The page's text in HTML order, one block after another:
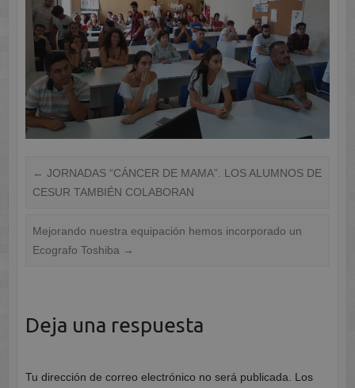
← JORNADAS “CÁNCER DE MAMA”. LOS ALUMNOS DE
CESUR TAMBIÉN COLABORAN
Mejorando nuestra equipación hemos incorporado un
Ecografo Toshiba →
Deja una respuesta
Tu dirección de correo electrónico no será publicada.
Los